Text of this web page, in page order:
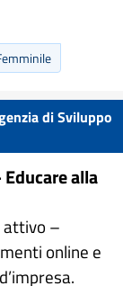
di Sviluppo
alla
attivo –
online e